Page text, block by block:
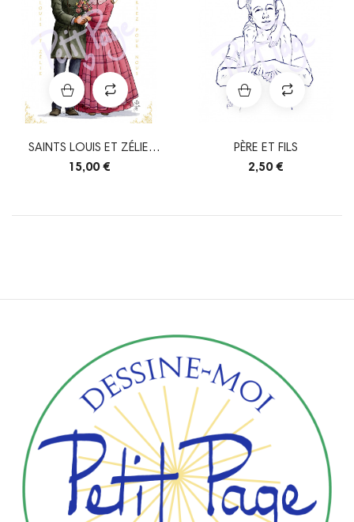
SAINTS LOUIS ET ZÉLIE
MARTIN
15,00 €
PÈRE ET FILS
2,50 €